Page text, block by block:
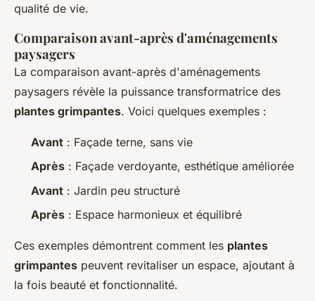
qualité de vie.
Comparaison avant-après d'aménagements
paysagers
La comparaison avant-après d'aménagements
paysagers révèle la puissance transformatrice des
plantes grimpantes. Voici quelques exemples :
Avant : Façade terne, sans vie
Après : Façade verdoyante, esthétique améliorée
Avant : Jardin peu structuré
Après : Espace harmonieux et équilibré
Ces exemples démontrent comment les plantes
grimpantes peuvent revitaliser un espace, ajoutant à
la fois beauté et fonctionnalité.